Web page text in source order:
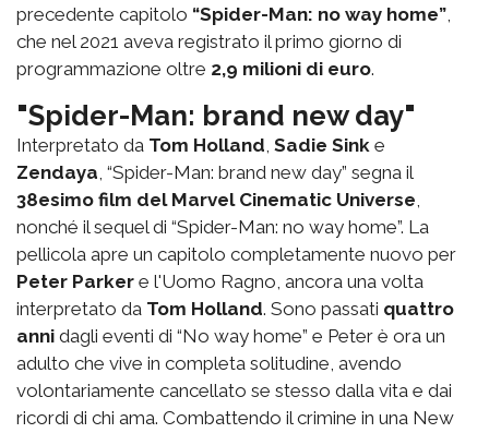
precedente capitolo “Spider-Man: no way home”,
che nel 2021 aveva registrato il primo giorno di
programmazione oltre 2,9 milioni di euro.
"Spider-Man: brand new day"
Interpretato da Tom Holland, Sadie Sink e
Zendaya, “Spider-Man: brand new day” segna il
38esimo film del Marvel Cinematic Universe,
nonché il sequel di “Spider-Man: no way home”. La
pellicola apre un capitolo completamente nuovo per
Peter Parker e l'Uomo Ragno, ancora una volta
interpretato da Tom Holland. Sono passati quattro
anni dagli eventi di “No way home” e Peter è ora un
adulto che vive in completa solitudine, avendo
volontariamente cancellato se stesso dalla vita e dai
ricordi di chi ama. Combattendo il crimine in una New